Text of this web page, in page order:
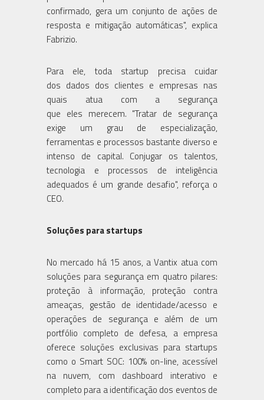
confirmado, gera um conjunto de ações de
resposta e mitigação automáticas", explica
Fabrizio.
Para ele, toda startup precisa cuidar
dos dados dos clientes e empresas nas
quais atua com a segurança
que eles merecem. "Tratar de segurança
exige um grau de especialização,
ferramentas e processos bastante diverso e
intenso de capital. Conjugar os talentos,
tecnologia e processos de inteligência
adequados é um grande desafio", reforça o
CEO.
Soluções para startups
No mercado há 15 anos, a Vantix atua com
soluções para segurança em quatro pilares:
proteção à informação, proteção contra
ameaças, gestão de identidade/acesso e
operações de segurança e além de um
portfólio completo de defesa, a empresa
oferece soluções exclusivas para startups
como o Smart SOC: 100% on-line, acessível
na nuvem, com dashboard interativo e
completo para a identificação dos eventos de